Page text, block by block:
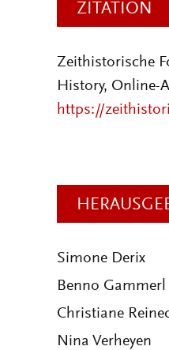
ZITATION
Zeithistorische
History, Online-
https://
Simone Derix
Benno Gammerl
Christiane
Nina Verheyen